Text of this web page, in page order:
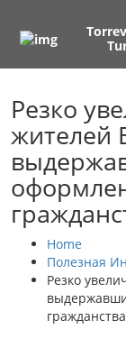
Резко
жителей
Home
Полезная
Резко
гражданства